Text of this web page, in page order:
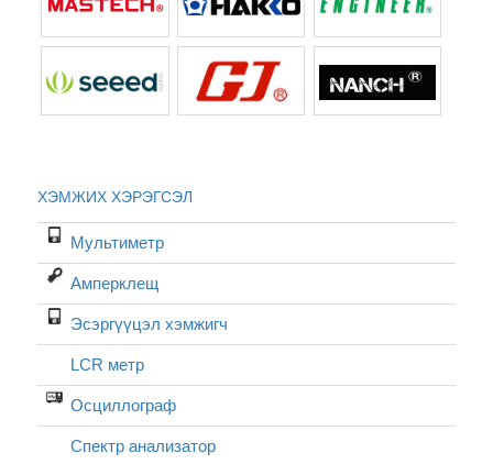
ХЭМЖИХ ХЭРЭГСЭЛ
Мультиметр
Амперклещ
Эсэргүүцэл хэмжигч
LCR метр
Осциллограф
Спектр анализатор